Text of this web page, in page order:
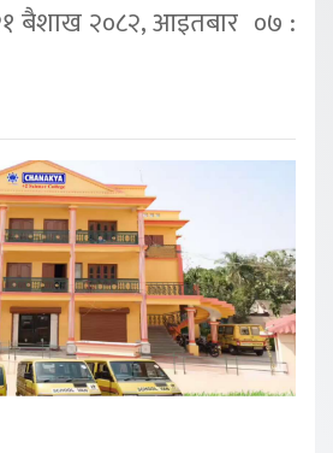
बैशाख २०८२, आइतबार ०७ :